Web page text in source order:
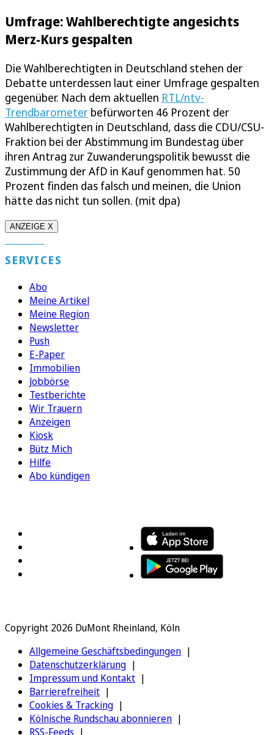
Umfrage: Wahlberechtigte angesichts
Merz-Kurs gespalten
Die Wahlberechtigten in Deutschland stehen der
Debatte unterdessen laut einer Umfrage gespalten
gegenüber. Nach dem aktuellen RTL/ntv-
Trendbarometer befürworten 46 Prozent der
Wahlberechtigten in Deutschland, dass die CDU/CSU-
Fraktion bei der Abstimmung im Bundestag über
ihren Antrag zur Zuwanderungspolitik bewusst die
Zustimmung der AfD in Kauf genommen hat. 50
Prozent finden das falsch und meinen, die Union
hätte das nicht tun sollen. (mit dpa)
ANZEIGE X
SERVICES
Abo
Meine Artikel
Meine Region
Newsletter
Push
E-Paper
Immobilien
Jobbörse
Testberichte
Wir Trauern
Anzeigen
Kiosk
Bütz Mich
Hilfe
Abo kündigen
Copyright 2026 DuMont Rheinland, Köln
Allgemeine Geschäftsbedingungen
Datenschutzerklärung
Impressum und Kontakt
Barrierefreiheit
Cookies & Tracking
Kölnische Rundschau abonnieren
RSS-Feeds